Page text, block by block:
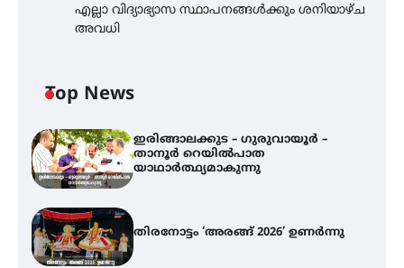
എല്ലാ വിദ്യാഭ്യാസ സ്ഥാപനങ്ങൾക്കും ശനിയാഴ്ച
അവധി
Top News
ഇരിങ്ങാലക്കുട – ഗുരുവായൂർ –
താനൂർ റെയിൽപാത
യാഥാർത്ഥ്യമാകുന്നു
തിരനോട്ടം ‘അരങ്ങ് 2026’ ഉണർന്നു